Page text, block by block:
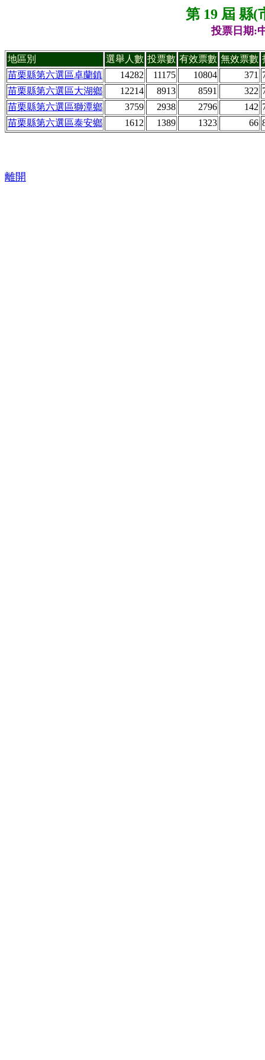
第 19 屆 縣(
投票日期:
地區別 選舉人數 投票數 有效票數 無效票數
苗栗縣第六選區卓蘭鎮
14282 11175 10804 371
苗栗縣第六選區大湖鄉
12214 8913 8591 322
苗栗縣第六選區獅潭鄉
3759 2938 2796 142
苗栗縣第六選區泰安鄉
1612 1389 1323 66
離開